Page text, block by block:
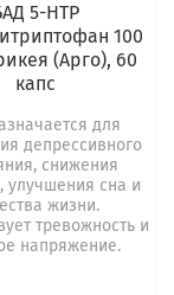
5-HTP
100
(Арго), 60
капс
для
депрессивного
снижения
улучшения сна и
жизни.
тревожность и
напряжение.